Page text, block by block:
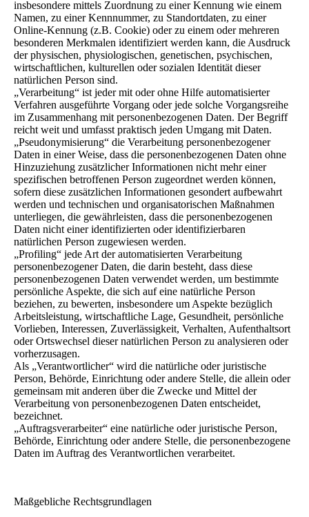
insbesondere mittels Zuordnung zu einer Kennung wie einem
Namen, zu einer Kennnummer, zu Standortdaten, zu einer
Online-Kennung (z.B. Cookie) oder zu einem oder mehreren
besonderen Merkmalen identifiziert werden kann, die Ausdruck
der physischen, physiologischen, genetischen, psychischen,
wirtschaftlichen, kulturellen oder sozialen Identität dieser
natürlichen Person sind.
„Verarbeitung“ ist jeder mit oder ohne Hilfe automatisierter
Verfahren ausgeführte Vorgang oder jede solche Vorgangsreihe
im Zusammenhang mit personenbezogenen Daten. Der Begriff
reicht weit und umfasst praktisch jeden Umgang mit Daten.
„Pseudonymisierung“ die Verarbeitung personenbezogener
Daten in einer Weise, dass die personenbezogenen Daten ohne
Hinzuziehung zusätzlicher Informationen nicht mehr einer
spezifischen betroffenen Person zugeordnet werden können,
sofern diese zusätzlichen Informationen gesondert aufbewahrt
werden und technischen und organisatorischen Maßnahmen
unterliegen, die gewährleisten, dass die personenbezogenen
Daten nicht einer identifizierten oder identifizierbaren
natürlichen Person zugewiesen werden.
„Profiling“ jede Art der automatisierten Verarbeitung
personenbezogener Daten, die darin besteht, dass diese
personenbezogenen Daten verwendet werden, um bestimmte
persönliche Aspekte, die sich auf eine natürliche Person
beziehen, zu bewerten, insbesondere um Aspekte bezüglich
Arbeitsleistung, wirtschaftliche Lage, Gesundheit, persönliche
Vorlieben, Interessen, Zuverlässigkeit, Verhalten, Aufenthaltsort
oder Ortswechsel dieser natürlichen Person zu analysieren oder
vorherzusagen.
Als „Verantwortlicher“ wird die natürliche oder juristische
Person, Behörde, Einrichtung oder andere Stelle, die allein oder
gemeinsam mit anderen über die Zwecke und Mittel der
Verarbeitung von personenbezogenen Daten entscheidet,
bezeichnet.
„Auftragsverarbeiter“ eine natürliche oder juristische Person,
Behörde, Einrichtung oder andere Stelle, die personenbezogene
Daten im Auftrag des Verantwortlichen verarbeitet.
Maßgebliche Rechtsgrundlagen